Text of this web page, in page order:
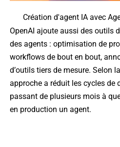
Création d'agent IA avec
OpenAI ajoute aussi des outils
des agents : optimisation de
workflows de bout en bout,
d’outils tiers de mesure. Selon
approche a réduit les cycles de
passant de plusieurs mois à
en production un agent.